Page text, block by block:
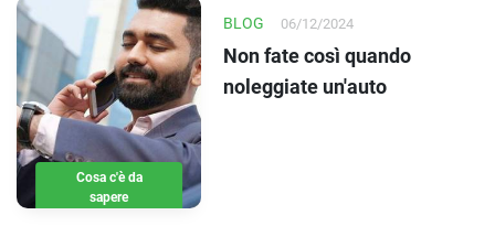
Cosa c'è da
sapere
BLOG 06/12/2024
Non fate così quando
noleggiate un'auto